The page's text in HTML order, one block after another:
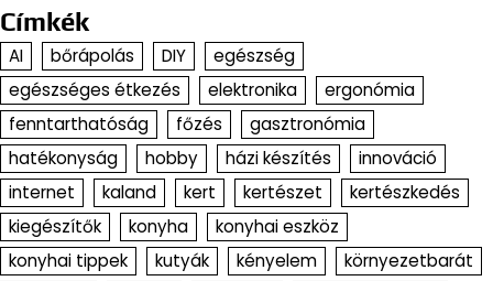
Címkék
AI bőrápolás DIY
egészség
egészséges étkezés
elektronika
ergonómia
fenntarthatóság
főzés
gasztronómia
hatékonyság
hobby házi készítés
innováció
internet
kaland kert kertészet
kertészkedés
kiegészítők
konyha
konyhai eszköz
konyhai tippek
kutyák kényelem
környezetbarát